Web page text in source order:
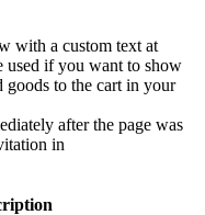
with a custom text at
used if you want to show
goods to the cart in your
after the page was
in